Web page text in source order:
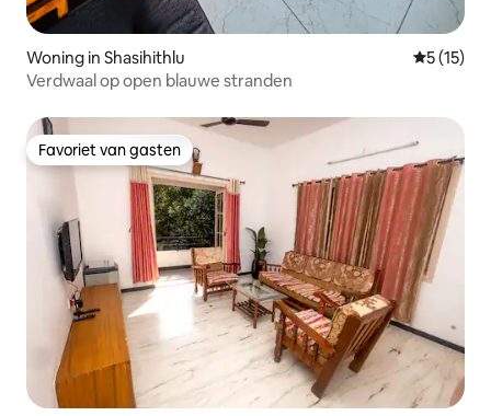
Woning in Shasihithlu
5 (15)
Verdwaal op open blauwe stranden
Favoriet van gasten
Favoriet van gasten